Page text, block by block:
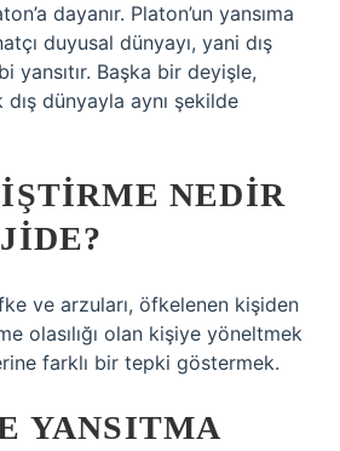
dayanır. Platon’un yansıma
duyusal dünyayı, yani dış
yansıtır. Başka bir deyişle,
dünyayla aynı şekilde
NEDIR
ve arzuları, öfkelenen kişiden
olasılığı olan kişiye yöneltmek
farklı bir tepki göstermek.
YANSITMA